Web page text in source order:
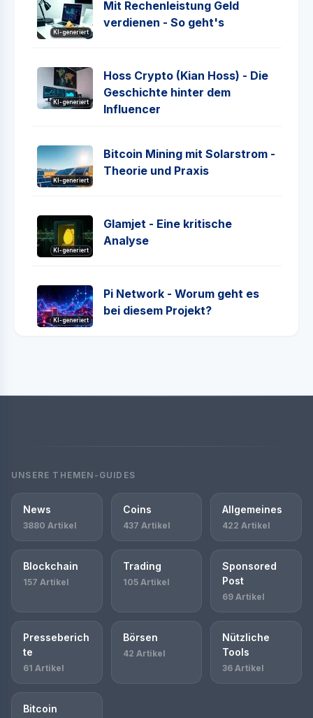
KI-generiert
Mit Rechenleistung Geld
verdienen - So geht's
KI-generiert
Hoss Crypto (Kian Hoss) - Die
Geschichte hinter dem
Influencer
KI-generiert
Bitcoin Mining mit Solarstrom -
Theorie und Praxis
KI-generiert
Glamjet - Eine kritische
Analyse
KI-generiert
Pi Network - Worum geht es
bei diesem Projekt?
UNSERE THEMEN-GUIDES
News
3880 Artikel
Coins
437 Artikel
Allgemeines
422 Artikel
Blockchain
157 Artikel
Trading
105 Artikel
Sponsored
Post
69 Artikel
Presseberich
te
61 Artikel
Börsen
42 Artikel
Nützliche
Tools
36 Artikel
Bitcoin